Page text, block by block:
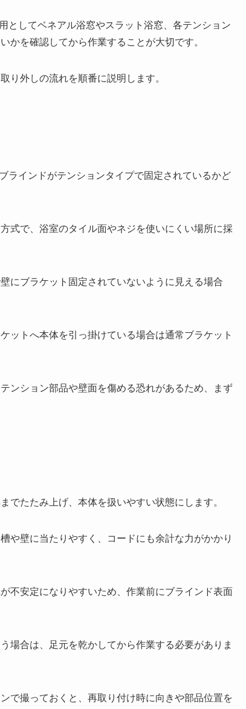
としてベネアル浴窓やスラット浴窓、各テンション
かを確認してから作業することが大切です。
り外しの流れを順番に説明します。
ラインドがテンションタイプで固定されているかど
式で、浴室のタイル面やネジを使いにくい場所に採
にブラケット固定されていないように見える場合
ットへ本体を引っ掛けている場合は通常ブラケット
ンション部品や壁面を傷める恐れがあるため、まず
でたたみ上げ、本体を扱いやすい状態にします。
や壁に当たりやすく、コードにも余計な力がかかり
不安定になりやすいため、作業前にブラインド表面
場合は、足元を乾かしてから作業する必要がありま
で撮っておくと、再取り付け時に向きや部品位置を